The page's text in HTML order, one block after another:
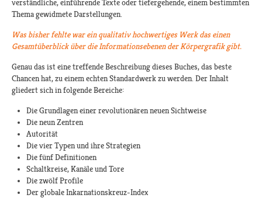
verständliche, einführende Texte oder tiefergehende, einem bestimmten
Thema gewidmete Darstellungen.
Was bisher fehlte war ein qualitativ hochwertiges Werk das einen
Gesamtüberblick über die Informationsebenen der Körpergrafik gibt.
Genau das ist eine treffende Beschreibung dieses Buches, das beste
Chancen hat, zu einem echten Standardwerk zu werden. Der Inhalt
gliedert sich in folgende Bereiche:
Die Grundlagen einer revolutionären neuen Sichtweise
Die neun Zentren
Autorität
Die vier Typen und ihre Strategien
Die fünf Definitionen
Schaltkreise, Kanäle und Tore
Die zwölf Profile
Der globale Inkarnationskreuz-Index